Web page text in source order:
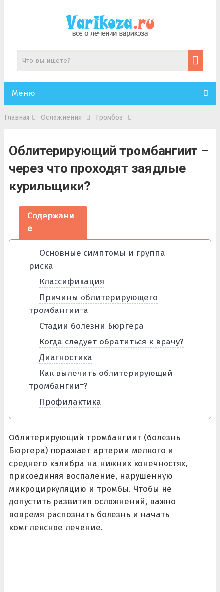
Меню
Главная Осложнения Тромбоз
Облитерирующий тромбангиит –
через что проходят заядлые
курильщики?
Содержани
е
Основные симптомы и группа
риска
Классификация
Причины облитерирующего
тромбангиита
Стадии болезни Бюргера
Когда следует обратиться к врачу?
Диагностика
Как вылечить облитерирующий
тромбангиит?
Профилактика
Облитерирующий тромбангиит (болезнь
Бюргера) поражает артерии мелкого и
среднего калибра на нижних конечностях,
присоединяя воспаление, нарушенную
микроциркуляцию и тромбы. Чтобы не
допустить развития осложнений, важно
вовремя распознать болезнь и начать
комплексное лечение.